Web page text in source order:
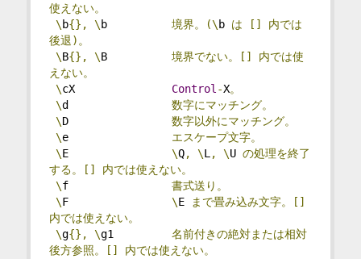
使えない。
\ b{}, \ b 境界。(\ b は []
内では
後退)。
\B{}, \B 境界でない。[]
内では使
えない。
\cX Control -X。
\d 数字にマッチング。
\D 数字以外にマッチング。
\e エスケープ文字。
\E \Q, \L , \U の処理を終了
する。[]
内では使えない。
\f 書式送り。
\F \E
まで畳み込み文字。[]
内では使えない。
\g{}, \g1 名前付きの絶対または相対
後方参照。[]
内では使えない。